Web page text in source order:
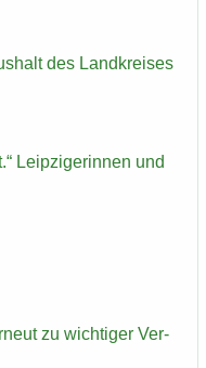
des Land­krei­ses
Leip­zi­ge­rin­nen und
zu wich­ti­ger Ver­